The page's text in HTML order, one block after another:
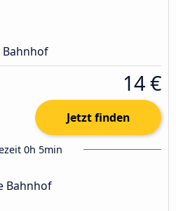
Bahnhof
14 €
Jetzt finden
0h 5min
Bahnhof